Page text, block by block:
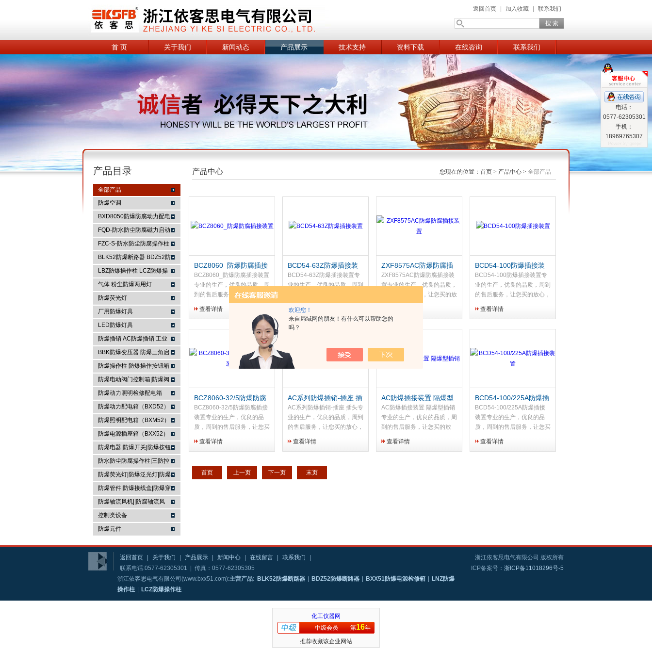
欢迎您！
来自局域网的朋友！有什么可以帮助您的
吗？
浙江依客思电气有限公司
返回首页 加入收藏 联系我们
首 页 关于我们 新闻动态 产品展示 技术支持 资料下载 在线咨询 联系我们
产品目录
全部产品
防爆空调
BXD8050防爆防腐动力配电
箱
FQD-防水防尘防腐磁力启动
器
FZC-S-防水防尘防腐操作柱
FXK-S防水防尘防腐控制箱
BLK52防爆断路器 BDZ52防
爆断路器
LBZ防爆操作柱 LCZ防爆操
作柱
气体 粉尘防爆两用灯
防爆荧光灯
厂用防爆灯具
LED防爆灯具
防爆插销 AC防爆插销 工业
插座 防爆防腐插销装置
BBK防爆变压器 防爆三角启
动器 防爆控制箱
防爆操作柱 防爆操作按钮箱
防爆主令控制器
防爆电动阀门控制箱|防爆阀
门箱
防爆动力照明检修配电箱
防爆动力配电箱（BXD52）
防爆照明配电箱（BXM52）
防爆电源插座箱（BXX52）
防爆电器|防爆开关|防爆按钮
防水防尘防腐操作柱|三防控
制箱|
防爆荧光灯|防爆泛光灯|防爆
投光灯▏防爆应急灯
防爆管件|防爆接线盒|防爆穿
线盒|防爆活接头|防爆挠性管
防爆轴流风机||防腐轴流风
机|防爆排风扇
控制类设备
防爆元件
产品中心 您现在的位置： 首页 > 产品中心 > 全部产品
BCZ8060_防爆防腐插接
装置
BCZ8060_防爆防腐插接装置
专业的生产，优良的品质，周
到的售后服务，让您买的放
心，用的省心，用心做好每一
道工序，用心做产品，才会做
好产品，因为专业，所以信
赖，因为品质，所以选择，依
查看详情
BCD54-63Z防爆插接装
置
BCD54-63Z防爆插接装置专
业的生产，优良的品质，周到
用的省心，用心做好每一道工
序，用心做产品，才会做好产
品，因为专业，所以信赖，因
查看详情
ZXF8575AC防爆防腐插
接装置
ZXF8575AC防爆防腐插接装
置专业的生产，优良的品质，
周到的售后服务，让您买的放
心，用的省心，用心做好每一
好产品，因为专业，所以信
BCD54-100防爆插接装
置
BCD54-100防爆插接装置专
业的生产，优良的品质，周到
的售后服务，让您买的放心，
序，用心做产品，才会做好产
查看详情
BCZ8060-32/5防爆防腐
插接装置
BCZ8060-32/5防爆防腐插接
装置专业的生产，优良的品
质，周到的售后服务，让您买
每一道工序，用心做产品，才
信赖，因为品质，所以选择，
依客思电气...
查看详情
AC系列防爆插销-插座 插
头
AC系列防爆插销-插座 插头专
业的生产，优良的品质，周到
的售后服务，让您买的放心，
序，用心做产品，才会做好产
为品质，所以选择，依客思电
气，防爆专家，...
查看详情
AC防爆插接装置 隔爆型
插销
AC防爆插接装置 隔爆型插销
专业的生产，优良的品质，周
到的售后服务，让您买的放
道工序，用心做产品，才会做
查看详情
BCD54-100/225A防爆插
接装置
BCD54-100/225A防爆插接
装置专业的生产，优良的品
质，周到的售后服务，让您买
每一道工序，用心做产品，才
查看详情
首页 上一页 下一页 末页
返回首页 关于我们 产品展示 新闻中心 在线留言 联系我们
联系电话:0577-62305301 | 传真：0577-62305305
浙江依客思电气有限公司(www.bxx51.com):主营产品: BLK52防爆断路器 BDZ52防爆断路器 BXX51防爆电源检修箱
LNZ防爆
操作柱
LCZ防爆操作柱
浙江依客思电气有限公司 版权所有
ICP备案号： 浙ICP备11018296号-5
电话：
0577-62305301
手机：
18969765307
化工仪器网
中级会员
第16年
推荐收藏该企业网站